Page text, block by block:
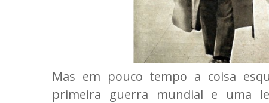
Mas em pouco tempo a coisa
primeira guerra mundial e uma